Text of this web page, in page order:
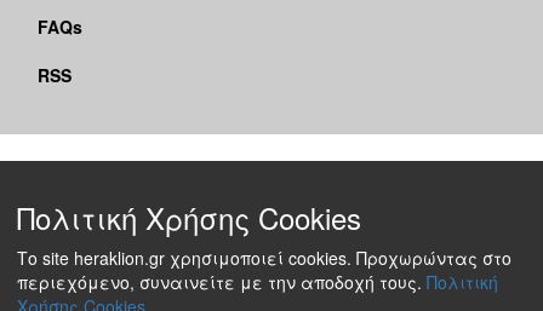
FAQs
RSS
Πολιτική Χρήσης Cookies
Το site heraklion.gr χρησιμοποιεί cookies. Προχωρώντας στο
περιεχόμενο, συναινείτε με την αποδοχή τους. Πολιτική
Χρήσης Cookies